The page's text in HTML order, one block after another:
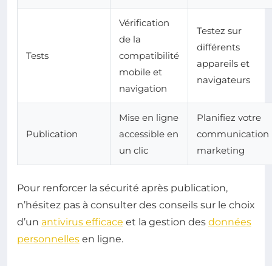
Tests
Vérification
de la
compatibilité
mobile et
navigation
Testez sur
différents
appareils et
navigateurs
Publication
Mise en ligne
accessible en
un clic
Planifiez votre
communication
marketing
Pour renforcer la sécurité après publication,
n’hésitez pas à consulter des conseils sur le choix
d’un antivirus efficace et la gestion des données
personnelles en ligne.